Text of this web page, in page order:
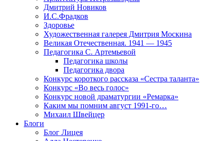
Дмитрий Новиков
И.С.Фрадков
Здоровье
Художественная галерея Дмитрия Москина
Великая Отечественная. 1941 — 1945
Педагогика С. Артемьевой
Педагогика школы
Педагогика двора
Конкурс короткого рассказа «Сестра таланта»
Конкурс «Во весь голос»
Конкурс новой драматургии «Ремарка»
Каким мы помним август 1991-го…
Михаил Швейцер
Блоги
Блог Лицея